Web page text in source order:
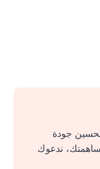
جودة
ندعوك